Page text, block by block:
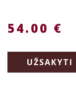
54.00 €
UŽSAKYTI